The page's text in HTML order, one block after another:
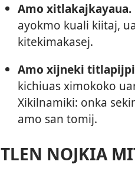
Amo xitlakajkayaua.
ayokmo kuali kiitaj,
kitekimakasej.
Amo xijneki
kichiuas ximokoko
Xikilnamiki: onka
amo san tomij.
TLEN NOJKIA